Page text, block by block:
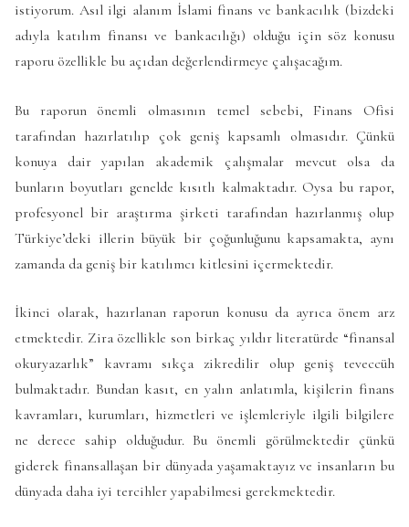
istiyorum. Asıl ilgi alanım İslami finans ve bankacılık (bizdeki
adıyla katılım finansı ve bankacılığı) olduğu için söz konusu
raporu özellikle bu açıdan değerlendirmeye çalışacağım.
Bu raporun önemli olmasının temel sebebi, Finans Ofisi
tarafından hazırlatılıp çok geniş kapsamlı olmasıdır. Çünkü
konuya dair yapılan akademik çalışmalar mevcut olsa da
bunların boyutları genelde kısıtlı kalmaktadır. Oysa bu rapor,
profesyonel bir araştırma şirketi tarafından hazırlanmış olup
Türkiye’deki illerin büyük bir çoğunluğunu kapsamakta, aynı
zamanda da geniş bir katılımcı kitlesini içermektedir.
İkinci olarak, hazırlanan raporun konusu da ayrıca önem arz
etmektedir. Zira özellikle son birkaç yıldır literatürde “finansal
okuryazarlık” kavramı sıkça zikredilir olup geniş teveccüh
bulmaktadır. Bundan kasıt, en yalın anlatımla, kişilerin finans
kavramları, kurumları, hizmetleri ve işlemleriyle ilgili bilgilere
ne derece sahip olduğudur. Bu önemli görülmektedir çünkü
giderek finansallaşan bir dünyada yaşamaktayız ve insanların bu
dünyada daha iyi tercihler yapabilmesi gerekmektedir.